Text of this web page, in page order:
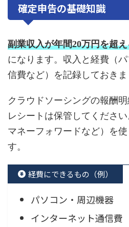
確定申告の基礎知識
副業収入が年間20万円を超
になります。収入と経費（
信費など）を記録しておきま
クラウドソーシングの報酬
レシートは保管してください
マネーフォワードなど）を
す。
経費にできるもの（例）
パソコン・周辺機器
インターネット通信費